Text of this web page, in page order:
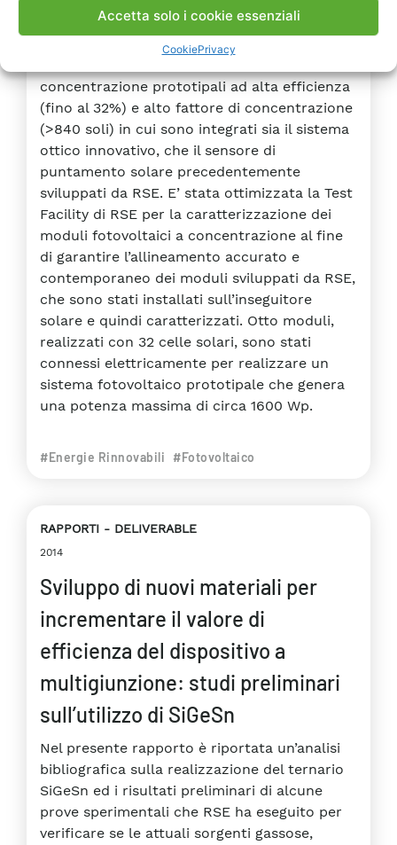
Accetta solo i cookie essenziali
CookiePrivacy
fotovoltaici prototipali
concentrazione prototipali ad alta efficienza
(fino al 32%) e alto fattore di concentrazione
(>840 soli) in cui sono integrati sia il sistema
ottico innovativo, che il sensore di
puntamento solare precedentemente
sviluppati da RSE. E’ stata ottimizzata la Test
Facility di RSE per la caratterizzazione dei
moduli fotovoltaici a concentrazione al fine
di garantire l’allineamento accurato e
contemporaneo dei moduli sviluppati da RSE,
che sono stati installati sull’inseguitore
solare e quindi caratterizzati. Otto moduli,
realizzati con 32 celle solari, sono stati
connessi elettricamente per realizzare un
sistema fotovoltaico prototipale che genera
una potenza massima di circa 1600 Wp.
#Energie Rinnovabili #Fotovoltaico
RAPPORTI DELIVERABLE
2014
Sviluppo di nuovi materiali per
incrementare il valore di
efficienza del dispositivo a
multigiunzione: studi preliminari
sull’utilizzo di SiGeSn
Nel presente rapporto è riportata un’analisi
bibliografica sulla realizzazione del ternario
SiGeSn ed i risultati preliminari di alcune
prove sperimentali che RSE ha eseguito per
verificare se le attuali sorgenti gassose,